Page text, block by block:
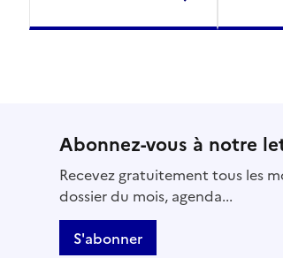
Abonnez-vous à notre
Recevez gratuitement tous les
dossier du mois, agenda...
S'abonner